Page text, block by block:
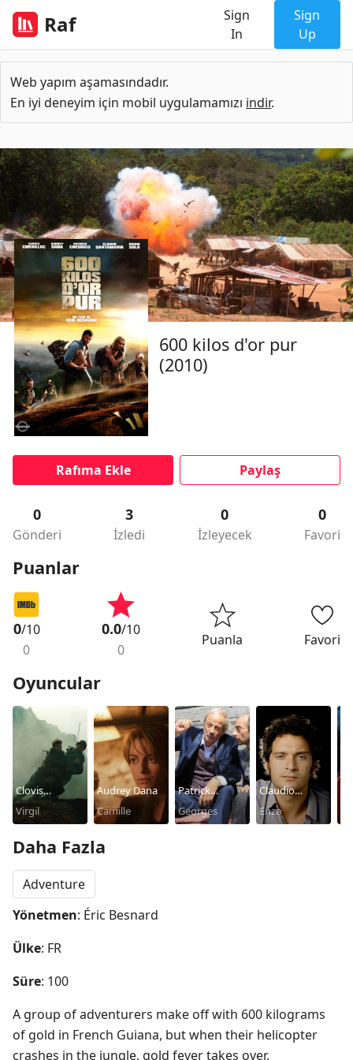
Raf
Sign
In
Sign
Up
Web yapım aşamasındadır.
En iyi deneyim için mobil uygulamamızı indir.
600 kilos d'or pur
(2010)
Rafıma Ekle Paylaş
0
Gönderi
3
İzledi
0
İzleyecek
0
Favori
Puanlar
0/10
0
0.0/10
0
Puanla Favori
Oyuncular
Clovis
Cornillac
Virgil
Audrey Dana
Camille
Patrick
Chesnais
Georges
Claudio
Santamaria
Enzo
Daha Fazla
Adventure
Yönetmen: Éric Besnard
Ülke: FR
Süre: 100
A group of adventurers make off with 600 kilograms
of gold in French Guiana, but when their helicopter
crashes in the jungle, gold fever takes over.